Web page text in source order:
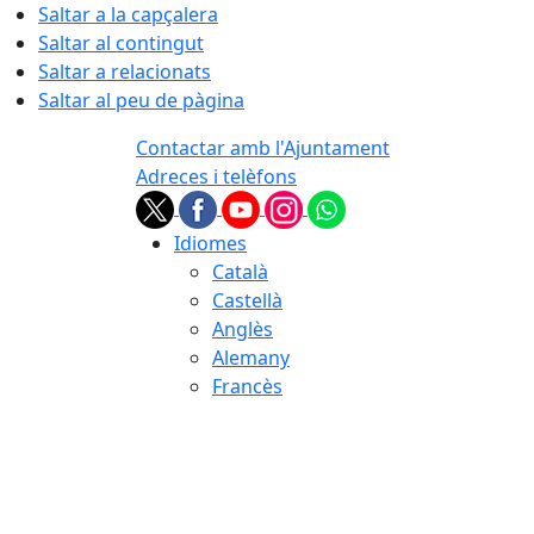
Saltar a la capçalera
Saltar al contingut
Saltar a relacionats
Saltar al peu de pàgina
Contactar amb l'Ajuntament
Adreces i telèfons
Idiomes
Català
Castellà
Anglès
Alemany
Francès